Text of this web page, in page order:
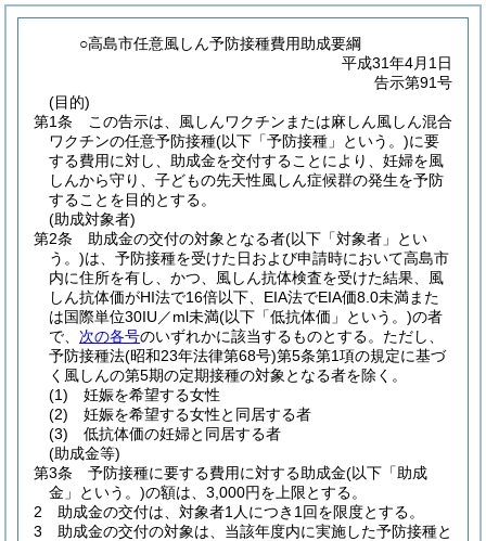
○高島市任意風しん予防接種費用助成要綱
平成31年4月1日
告示第91号
(目的)
第1条
この告示は、風しんワクチンまたは麻しん風しん混合
ワクチンの任意予防接種(以下「予防接種」という。)に要
する費用に対し、助成金を交付することにより、妊婦を風
しんから守り、子どもの先天性風しん症候群の発生を予防
することを目的とする。
(助成対象者)
第2条
助成金の交付の対象となる者(以下「対象者」とい
う。)は、予防接種を受けた日および申請時において高島市
内に住所を有し、かつ、風しん抗体検査を受けた結果、風
しん抗体価がHI法で16倍以下、EIA法でEIA価8.0未満また
は国際単位30IU／ml未満(以下「低抗体価」という。)の者
で、 次の各号のいずれかに該当するものとする。 ただし、
予防接種法(昭和23年法律第68号)第5条第1項の規定に基づ
く風しんの第5期の定期接種の対象となる者を除く。
(1)
妊娠を希望する女性
(2)
妊娠を希望する女性と同居する者
(3)
低抗体価の妊婦と同居する者
(助成金等)
第3条
予防接種に要する費用に対する助成金(以下「助成
金」という。)の額は、3,000円を上限とする。
2
助成金の交付は、対象者1人につき1回を限度とする。
3
助成金の交付の対象は、当該年度内に実施した予防接種と